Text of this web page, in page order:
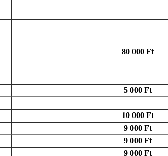
80 000 Ft
5 000 Ft
10 000 Ft
9 000 Ft
9 000 Ft
9 000 Ft